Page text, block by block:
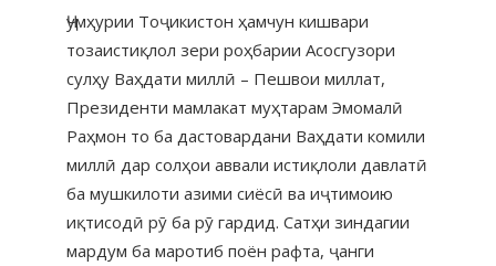
Ҷумҳурии Тоҷикистон ҳамчун кишвари
тозаистиқлол зери роҳбарии Асосгузори
сулҳу Ваҳдати миллӣ – Пешвои миллат,
Президенти мамлакат муҳтарам Эмомалӣ
Раҳмон то ба дастовардани Ваҳдати комили
миллӣ дар солҳои аввали истиқлоли давлатӣ
ба мушкилоти азими сиёсӣ ва иҷтимоию
иқтисодӣ рӯ ба рӯ гардид. Сатҳи зиндагии
мардум ба маротиб поён рафта, ҷанги